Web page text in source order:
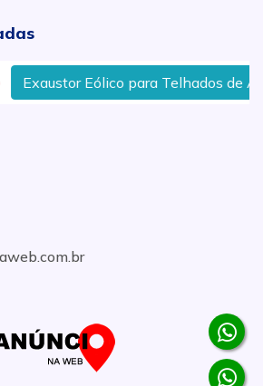
para Telhados de Alumínio em Rio